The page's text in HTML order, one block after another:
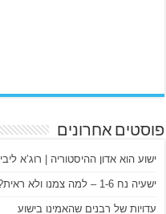
פוסטים אחרונים
ישוע הוא אדון ההיסטוריה | רוג’א ליבי
ישעיה נח 1-6 – למה צמנו ולא ראית? – האח מיכאל בנטלי
עדויות של רבנים שהאמינו בישוע